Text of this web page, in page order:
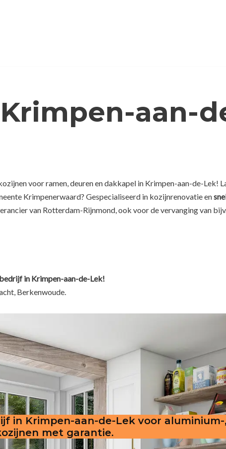
aan-
voor ramen, deuren en dakkapel in Krimpen-aan-de-Lek!
Krimpenerwaard? Gespecialiseerd in kozijnrenovatie en
van Rotterdam-Rijnmond, ook voor de vervanging van
in Krimpen-aan-de-Lek!
Berkenwoude.
in Krimpen-aan-de-Lek voor aluminium-,
met garantie.